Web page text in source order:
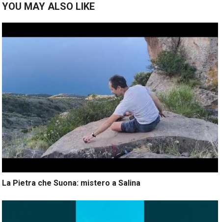
YOU MAY ALSO LIKE
La Pietra che Suona: mistero a Salina